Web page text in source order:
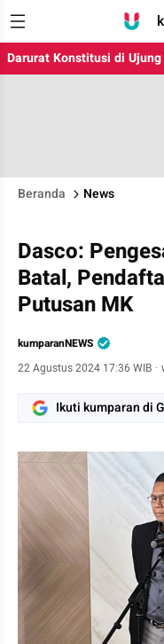
Darurat Konstitusi di
Beranda News
Dasco:
Batal,
Putusan MK
kumparanNEWS
22 Agustus 2024 17:36 WIB ·
Ikuti kumparan di